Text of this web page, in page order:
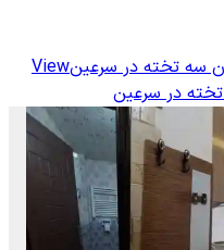
سه تخته در سرعینView
در سرعین